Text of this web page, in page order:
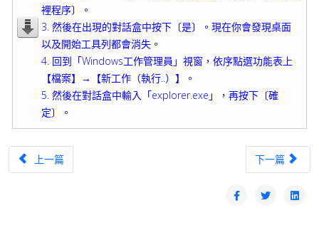
裡程序〕。
3. 然後在出現的對話盒中按下〔是〕。現在你會發現桌面
以及開始工具列都會消失。
4. 回到「Windows工作管理員」視窗，依序點選功能表上
【檔案】→【新工作（執行..）】。
5. 然後在對話盒中輸入「explorer.exe」，再按下〔確
定〕。
上一篇文章：我想要直接進入系統，可以移除已經設定的使用者密碼
上一篇 下一篇文章：
下一篇